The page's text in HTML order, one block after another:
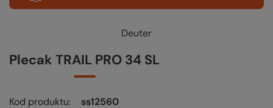
Deuter
Plecak TRAIL PRO 34 SL
Kod produktu
ss12560